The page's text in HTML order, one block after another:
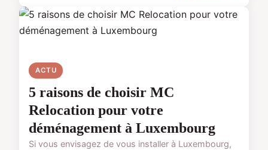
ACTU
5 raisons de choisir MC
Relocation pour votre
déménagement à Luxembourg
Si vous envisagez de vous installer à Luxembourg,